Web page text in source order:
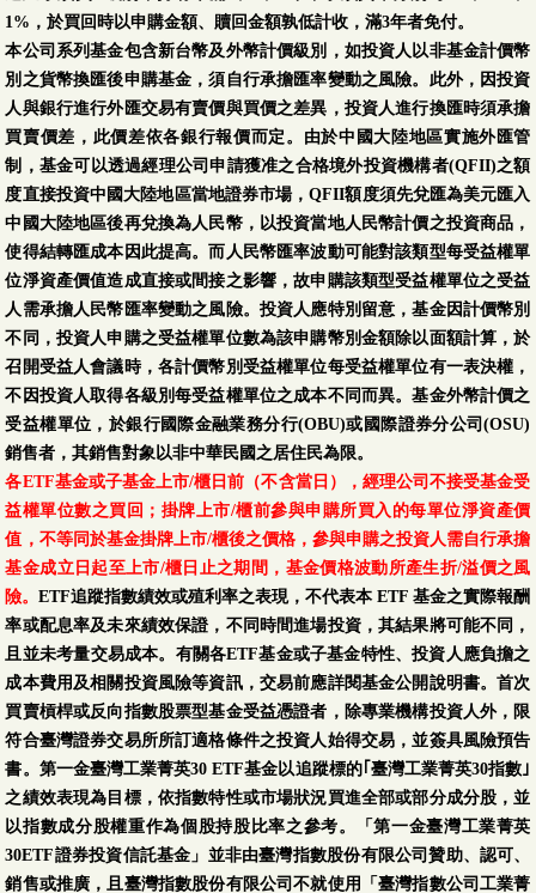
1%，於買回時以申購金額、贖回金額孰低計收，滿3年者免付。
本公司系列基金包含新台幣及外幣計價級別，如投資人以非基金計價幣
別之貨幣換匯後申購基金，須自行承擔匯率變動之風險。此外，因投資
人與銀行進行外匯交易有賣價與買價之差異，投資人進行換匯時須承擔
買賣價差，此價差依各銀行報價而定。由於中國大陸地區實施外匯管
制，基金可以透過經理公司申請獲准之合格境外投資機構者(QFII)之額
度直接投資中國大陸地區當地證券市場，QFII額度須先兌匯為美元匯入
中國大陸地區後再兌換為人民幣，以投資當地人民幣計價之投資商品，
使得結轉匯成本因此提高。而人民幣匯率波動可能對該類型每受益權單
位淨資產價值造成直接或間接之影響，故申購該類型受益權單位之受益
人需承擔人民幣匯率變動之風險。投資人應特別留意，基金因計價幣別
不同，投資人申購之受益權單位數為該申購幣別金額除以面額計算，於
召開受益人會議時，各計價幣別受益權單位每受益權單位有一表決權，
不因投資人取得各級別每受益權單位之成本不同而異。基金外幣計價之
受益權單位，於銀行國際金融業務分行(OBU)或國際證券分公司(OSU)
銷售者，其銷售對象以非中華民國之居住民為限。
各ETF基金或子基金上市/櫃日前（不含當日），經理公司不接受基金受
益權單位數之買回；掛牌上市/櫃前參與申購所買入的每單位淨資產價
值，不等同於基金掛牌上市/櫃後之價格，參與申購之投資人需自行承擔
基金成立日起至上市/櫃日止之期間，基金價格波動所產生折/溢價之風
險。ETF追蹤指數績效或殖利率之表現，不代表本 ETF 基金之實際報酬
率或配息率及未來績效保證，不同時間進場投資，其結果將可能不同，
且並未考量交易成本。有關各ETF基金或子基金特性、投資人應負擔之
成本費用及相關投資風險等資訊，交易前應詳閱基金公開說明書。首次
買賣槓桿或反向指數股票型基金受益憑證者，除專業機構投資人外，限
符合臺灣證券交易所所訂適格條件之投資人始得交易，並簽具風險預告
書。第一金臺灣工業菁英30 ETF基金以追蹤標的｢臺灣工業菁英30指數｣
之績效表現為目標，依指數特性或市場狀況買進全部或部分成分股，並
以指數成分股權重作為個股持股比率之參考。「第一金臺灣工業菁英
30ETF證券投資信託基金」並非由臺灣指數股份有限公司贊助、認可、
銷售或推廣，且臺灣指數股份有限公司不就使用「臺灣指數公司工業菁